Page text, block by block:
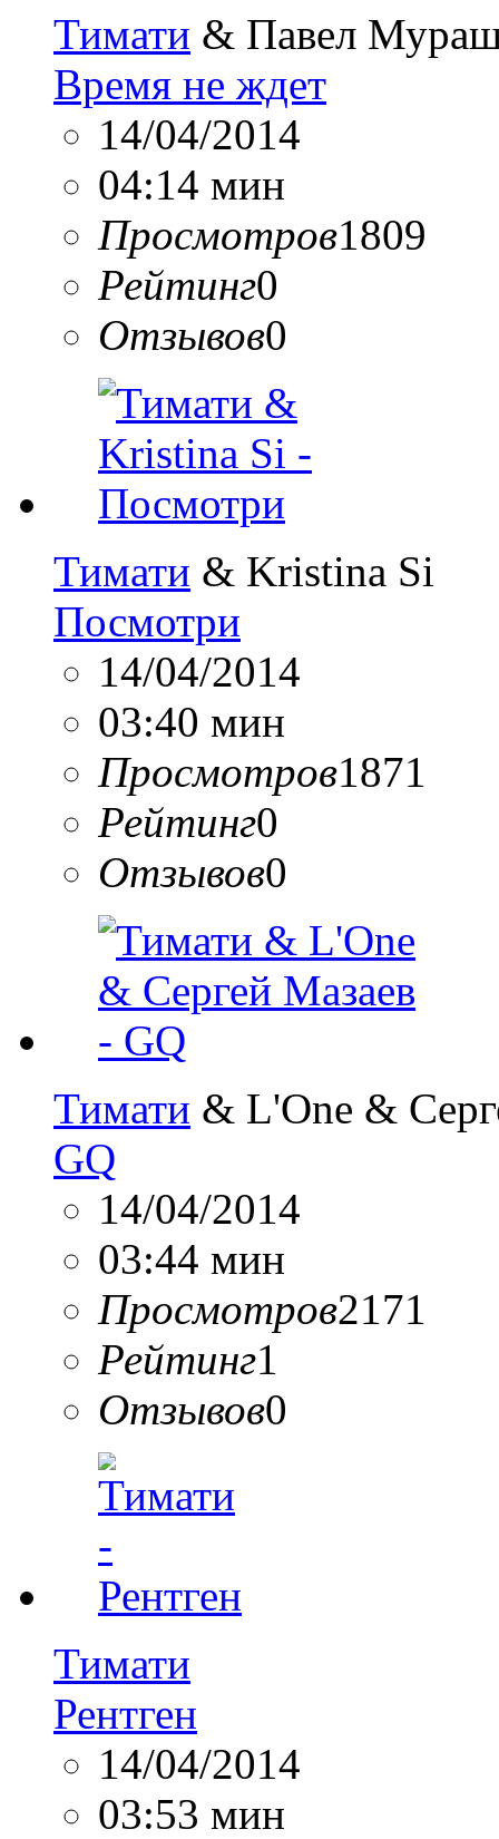
Тимати & Павел
Время не ждет
14/04/2014
04:14 мин
Просмотров1809
Рейтинг0
Отзывов0
Тимати & Kristina Si
Посмотри
14/04/2014
03:40 мин
Просмотров1871
Рейтинг0
Отзывов0
Тимати & L'One &
GQ
14/04/2014
03:44 мин
Просмотров2171
Рейтинг1
Отзывов0
Тимати
Рентген
14/04/2014
03:53 мин